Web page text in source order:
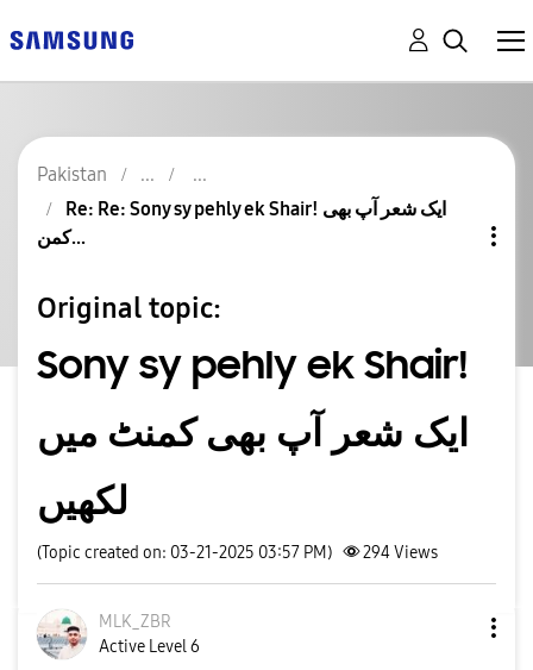
Pakistan
Re: Re: Sony sy pehly ek Shair! ایک شعر آپ بھی
کمن...
Original topic:
Sony sy pehly ek Shair!
ایک شعر آپ بھی کمنٹ میں
لکھیں
(Topic created on: 03-21-2025 03:57 PM) 294Views
MLK_ZBR
Active Level 6